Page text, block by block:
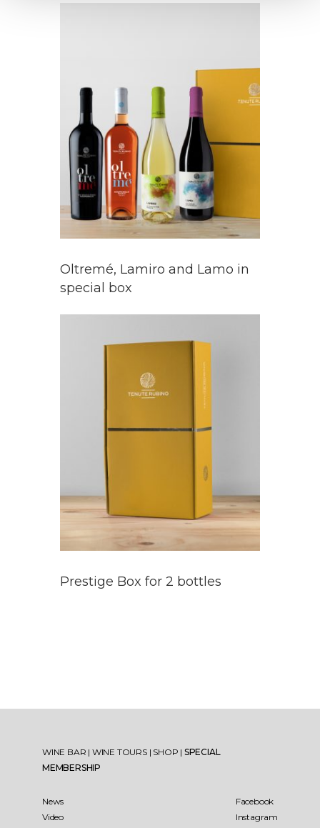
Oltremé, Lamiro and Lamo in
special box
Prestige Box for 2 bottles
WINE BAR | WINE TOURS | SHOP | SPECIAL
MEMBERSHIP
News
Video
Facebook
Instagram